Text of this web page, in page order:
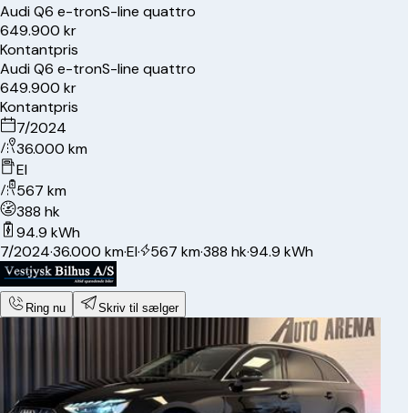
AudiQ6 e-tronS-line quattro
649.900 kr
Kontantpris
AudiQ6 e-tronS-line quattro
649.900 kr
Kontantpris
7/2024
36.000 km
El
567 km
388 hk
94.9 kWh
7/2024·36.000 km·El· 567 km·388 hk·94.9 kWh
Ring nu Skriv til sælger